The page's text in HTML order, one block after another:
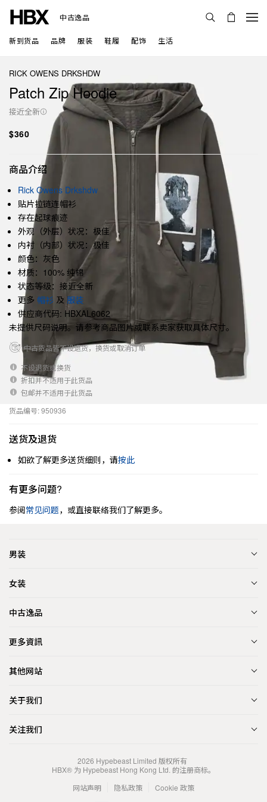
中古逸品
新到货品 品牌 服装 鞋履 配饰 生活
RICK OWENS DRKSHDW
Patch Zip Hoodie
接近全新
$360
商品介绍
Rick Owens Drkshdw
贴片拉链连帽衫
存在起球痕迹
外观（外层）状况：极佳
内衬（内部）状况：极佳
颜色：灰色
材质：100% 纯棉
状态等级：接近全新
更多 帽衫 及 服装
供应商代码: HBXAL6062
未提供尺码说明。请参考商品图片或联系卖家获取具体尺寸。
中古货品皆不设退货，换货或取消订单
不设退货或换货
折扣并不适用于此货品
包邮并不适用于此货品
货品编号: 950936
送货及退货
如欲了解更多送货细则，请按此
有更多问题?
参阅常见问题，或直接联络我们了解更多。
男装
女装
中古逸品
更多資訊
其他网站
关于我们
关注我们
2026 Hypebeast Limited 版权所有
HBX® 为 Hypebeast Hong Kong Ltd. 的注册商标。
网站声明
隐私政策
Cookie 政策